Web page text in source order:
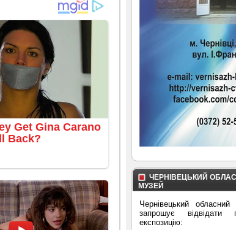
ЧЕРНІВЕЦЬКИЙ
МУЗЕЙ
Чернівецький
запрошує відвідати
експозицію: